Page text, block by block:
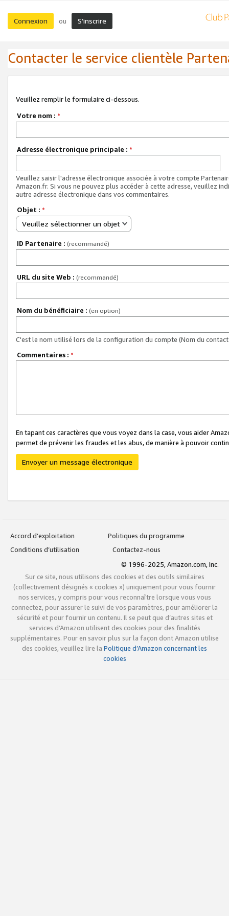
Connexion ou S’inscrire
Contacter le service clientèle
Veuillez remplir le formulaire ci-dessous.
Votre nom : *
Adresse électronique principale : *
Veuillez saisir l'adresse électronique associée à votre compte
Amazon.fr. Si vous ne pouvez plus accéder à cette adresse, veuillez
autre adresse électronique dans vos commentaires.
Objet : *
Veuillez sélectionner un objet
ID Partenaire : (recommandé)
URL du site Web : (recommandé)
Nom du bénéficiaire : (en option)
C'est le nom utilisé lors de la configuration du compte (Nom du
Commentaires : *
En tapant ces caractères que vous voyez dans la case, vous aider
permet de prévenir les fraudes et les abus, de manière à pouvoir
Envoyer un message électronique
Accord d’exploitation
Politiques du programme
Conditions d’utilisation
Contactez-nous
© 1996-2025, Amazon.com, Inc.
Sur ce site, nous utilisons des cookies et des outils similaires
(collectivement désignés « cookies ») uniquement pour vous fournir
nos services, y compris pour vous reconnaître lorsque vous vous
connectez, pour assurer le suivi de vos paramètres, pour améliorer la
sécurité et pour fournir un contenu. Il se peut que d’autres sites et
services d’Amazon utilisent des cookies pour des finalités
supplémentaires. Pour en savoir plus sur la façon dont Amazon utilise
des cookies, veuillez lire la Politique d’Amazon concernant les
cookies